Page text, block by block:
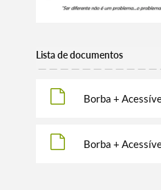
Lista de documentos
Borba +
Borba +